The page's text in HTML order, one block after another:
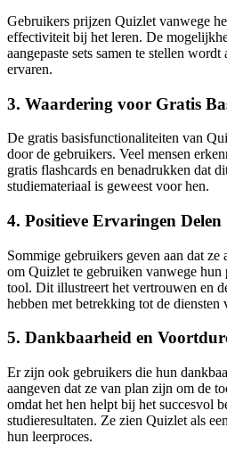
Gebruikers prijzen Quizlet vanwege
effectiviteit bij het leren. De
aangepaste sets samen te stellen
ervaren.
3. Waardering voor Gratis
De gratis basisfunctionaliteiten van
door de gebruikers. Veel mensen
gratis flashcards en benadrukken dat
studiemateriaal is geweest voor hen.
4. Positieve Ervaringen Delen
Sommige gebruikers geven aan dat ze
om Quizlet te gebruiken vanwege hun
tool. Dit illustreert het vertrouwen en
hebben met betrekking tot de diensten
5. Dankbaarheid en
Er zijn ook gebruikers die hun
aangeven dat ze van plan zijn om de
omdat het hen helpt bij het succesvol
studieresultaten. Ze zien Quizlet als
hun leerproces.